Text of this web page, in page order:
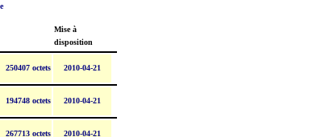
Mise à
disposition
250407 octets 2010-04-21
194748 octets 2010-04-21
267713 octets 2010-04-21